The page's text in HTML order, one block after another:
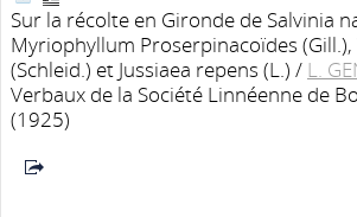
Sur la récolte en Gironde de Salvinia
Myriophyllum Proserpinacoïdes
(Schleid.) et Jussiaea repens (L.) / L.
Verbaux de la Société Linnéenne de
(1925)